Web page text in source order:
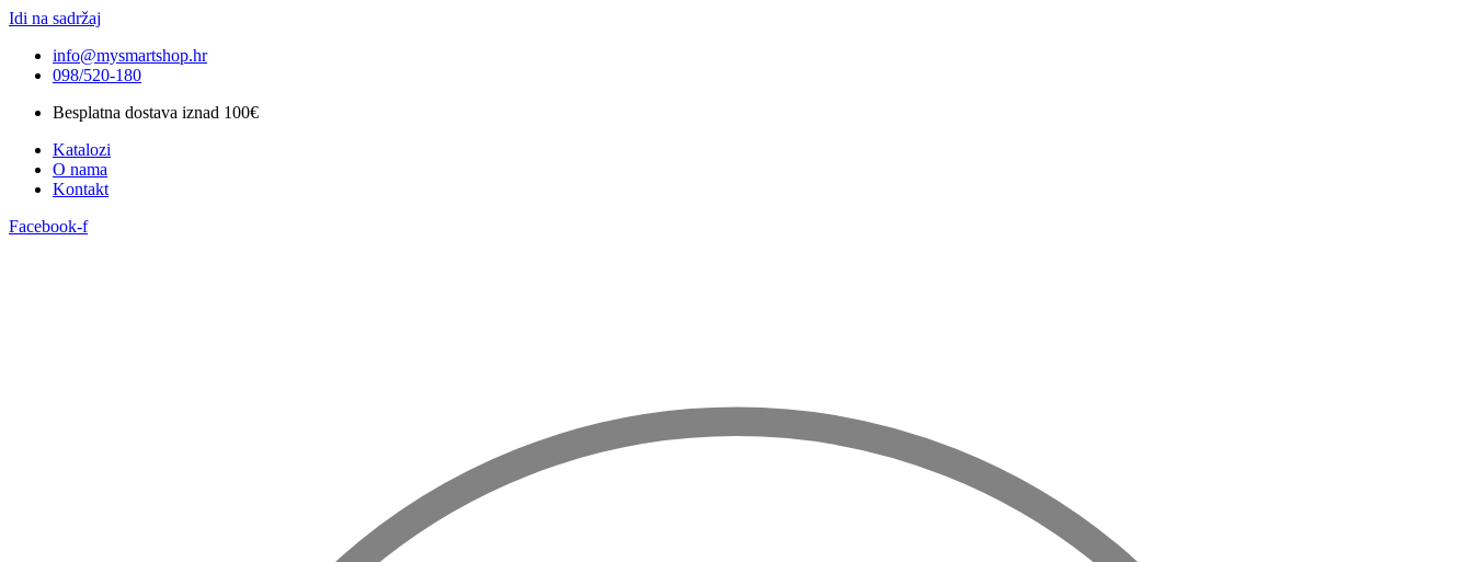
Idi na sadržaj
info@mysmartshop.hr
098/520-180
Besplatna dostava iznad 100€
Katalozi
O nama
Kontakt
Facebook-f